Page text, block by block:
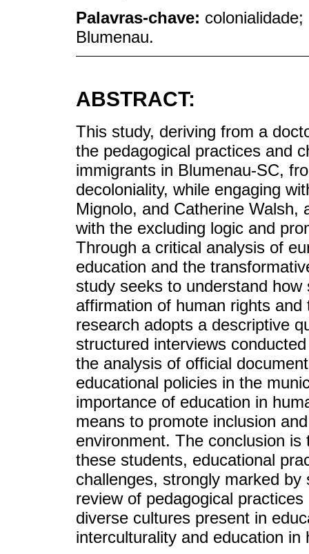
Palavras-chave:
Blumenau.
ABSTRACT:
This study, deriving from a
the pedagogical practices and
immigrants in Blumenau-SC,
decoloniality, while engaging
Mignolo, and Catherine
with the excluding logic and
Through a critical analysis of
education and the
study seeks to understand
affirmation of human rights
research adopts a descriptive
structured interviews
the analysis of official
educational policies in the
importance of education in
means to promote inclusion
environment. The conclusion
these students, educational
challenges, strongly marked
review of pedagogical
diverse cultures present in
interculturality and education in